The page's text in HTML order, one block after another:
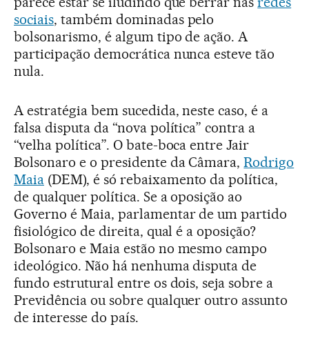
sociais, também dominadas pelo
bolsonarismo, é algum tipo de ação. A
participação democrática nunca esteve tão
nula.
A estratégia bem sucedida, neste caso, é a
falsa disputa da “nova política” contra a
“velha política”. O bate-boca entre Jair
Bolsonaro e o presidente da Câmara,Rodrigo
Maia(DEM), é só rebaixamento da política,
de qualquer política. Se a oposição ao
Governo é Maia, parlamentar de um partido
fisiológico de direita, qual é a oposição?
Bolsonaro e Maia estão no mesmo campo
ideológico. Não há nenhuma disputa de
fundo estrutural entre os dois, seja sobre a
Previdência ou sobre qualquer outro assunto
de interesse do país.